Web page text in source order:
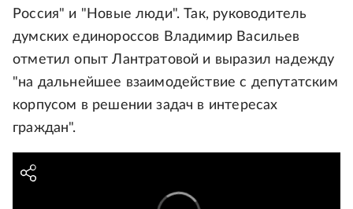
Россия" и "Новые люди". Так, руководитель
думских единороссов Владимир Васильев
отметил опыт Лантратовой и выразил надежду
"на дальнейшее взаимодействие с депутатским
корпусом в решении задач в интересах
граждан".